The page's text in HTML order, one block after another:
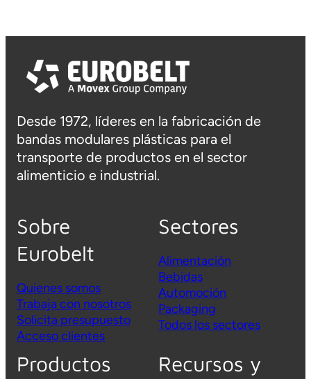
Desde 1972, líderes en la fabricación de
bandas modulares plásticas para el
transporte de productos en el sector
alimenticio e industrial.
Sobre
Eurobelt
Quienes somos
Trabaja con nosotros
Solicita presupuesto
Acceso clientes
Sectores
Alimentación
Bebidas
Automoción
Packaging
Todos los sectores
Productos
Recursos y